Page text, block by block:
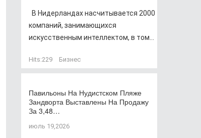
В Нидерландах насчитывается 2000
компаний, занимающихся
искусственным интеллектом, в том...
Hits:229 Бизнес
Павильоны На Нудистском Пляже
Зандворта Выставлены На Продажу
За 3,48…
июль 19,2026